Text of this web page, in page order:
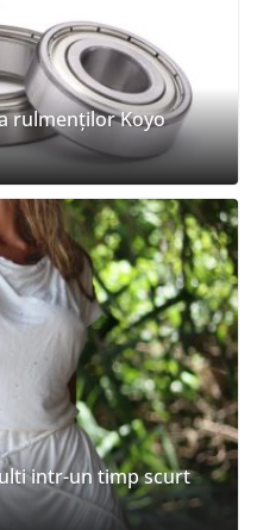
rulmenților Koyo
intr-un timp scurt